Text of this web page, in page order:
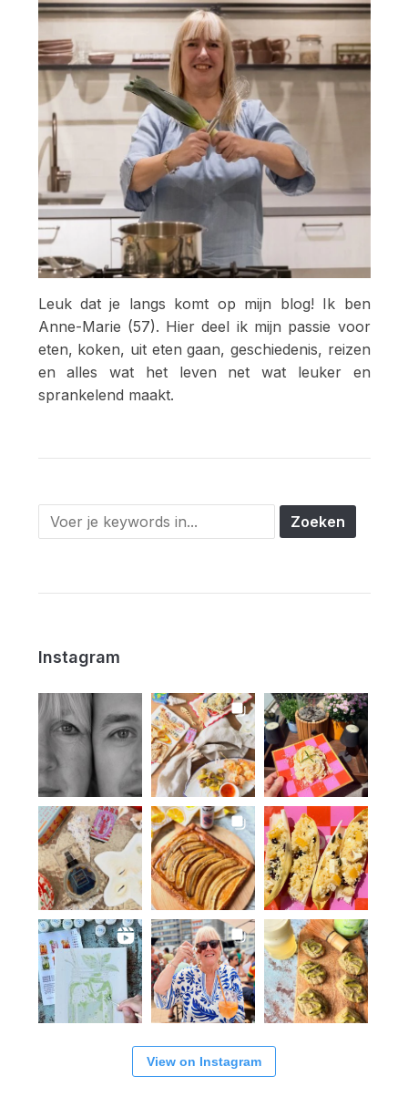
Leuk dat je langs komt op mijn blog! Ik ben
Anne-Marie (57). Hier deel ik mijn passie voor
eten, koken, uit eten gaan, geschiedenis, reizen
en alles wat het leven net wat leuker en
sprankelend maakt.
Instagram
View on Instagram